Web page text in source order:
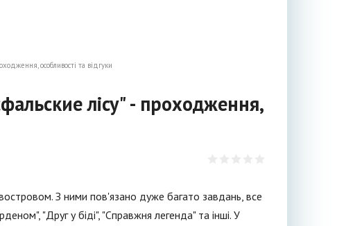
особливості та відгуки
лісу" - проходження,
З ними пов'язано дуже багато завдань, все
"Друг у біді", "Справжня легенда" та інші. У